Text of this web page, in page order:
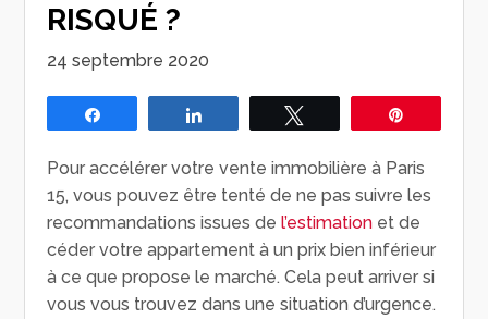
RISQUÉ ?
24 septembre 2020
Pour accélérer votre vente immobilière à Paris
15, vous pouvez être tenté de ne pas suivre les
recommandations issues de l’estimation et de
céder votre appartement à un prix bien inférieur
à ce que propose le marché. Cela peut arriver si
vous vous trouvez dans une situation d’urgence.